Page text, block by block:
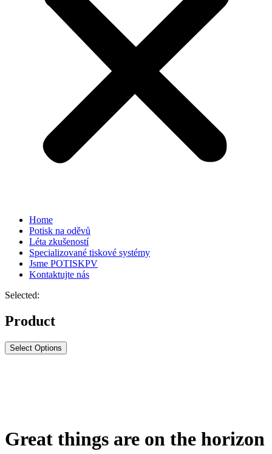
Home
Potisk na oděvů
Léta zkušeností
Specializované tiskové systémy
Jsme POTISKPV
Kontaktujte nás
Selected:
Product
Select Options
Great things are on the horizon